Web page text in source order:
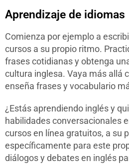
Aprendizaje de idiomas
Comienza por ejemplo a
cursos a su propio ritmo.
frases cotidianas y obtenga
cultura inglesa. Vaya más allá
enseña frases y vocabulario
¿Estás aprendiendo inglés y
habilidades conversacionales
cursos en línea gratuitos, a su
específicamente para este
diálogos y debates en inglés